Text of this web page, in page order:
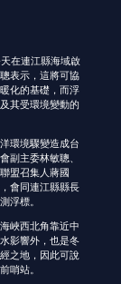
在連江縣海域啟
表示，這將可協
化的基礎，而浮
其受環境變動的
環境驟變造成台
副主委林敏聰、
盟召集人蔣國
會同連江縣縣長
浮標。
峽西北角靠近中
影響外，也是冬
之地，因此可說
哨站。